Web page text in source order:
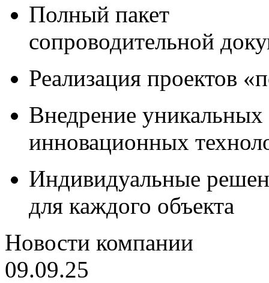
Полный пакет
сопроводительной
Реализация проектов
Внедрение уникальных
инновационных
Индивидуальные
для каждого объекта
Новости компании
09.09.25